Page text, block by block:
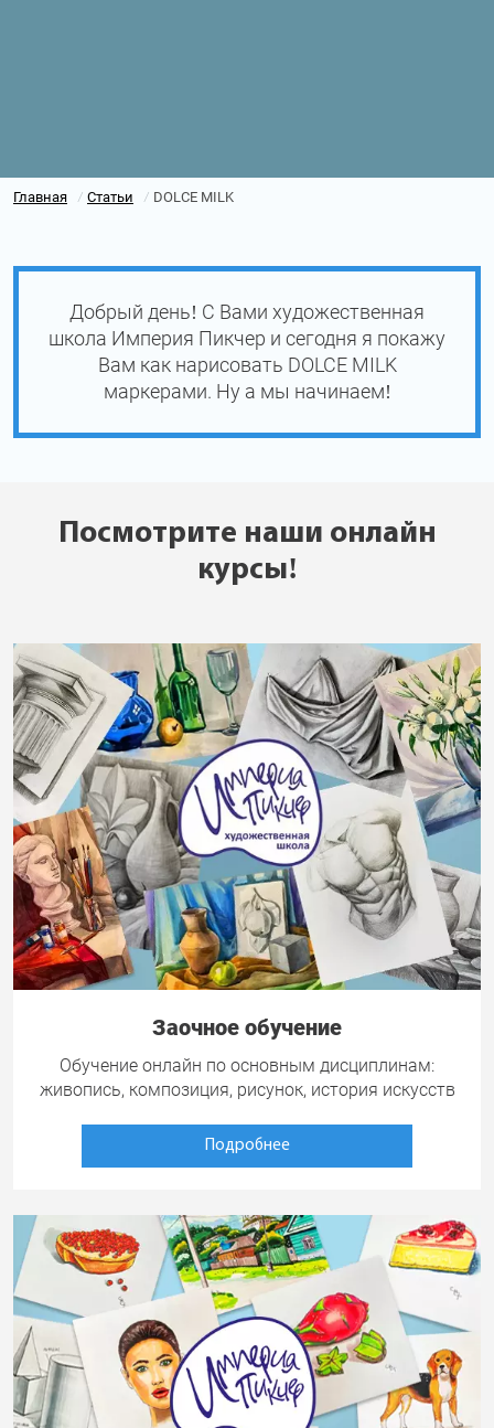
Главная / Статьи / DOLCE MILK
Добрый день! С Вами художественная
школа Империя Пикчер и сегодня я покажу
Вам как нарисовать DOLCE MILK
маркерами. Ну а мы начинаем!
Посмотрите наши онлайн
курсы!
Заочное обучение
Обучение онлайн по основным дисциплинам:
живопись, композиция, рисунок, история искусств
Подробнее